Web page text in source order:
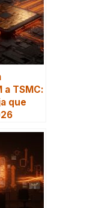
a TSMC:
que